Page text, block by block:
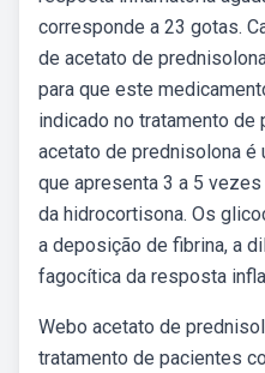
corresponde a 23 gotas.
de acetato de
para que este
indicado no tratamento de
acetato de prednisolona
que apresenta 3 a 5
da hidrocortisona. Os
a deposição de fibrina, a
fagocítica da resposta
Webo acetato de
tratamento de pacientes